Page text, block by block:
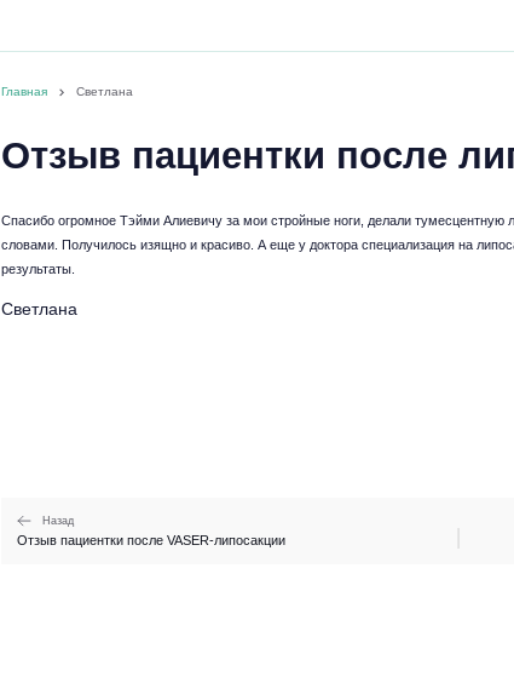
Главная Светлана
Отзыв пациентки после
Спасибо огромное Тэйми Алиевичу за мои стройные ноги, делали тумесцентную
словами. Получилось изящно и красиво. А еще у доктора специализация на
результаты.
Светлана
Назад
Отзыв пациентки после VASER-липосакции